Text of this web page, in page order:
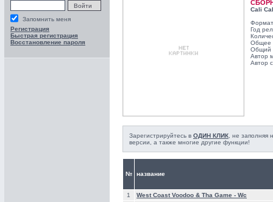
Запомнить меня
Регистрация
Быстрая регистрация
Восстановление пароля
Cali
Год
Общее
Общий
Автор
Автор
Зарегистрируйтесь в ОДИН КЛИК , не
версии, а также многие другие функции!
№ название
1 West Coast Voodoo & Tha Game - Wc